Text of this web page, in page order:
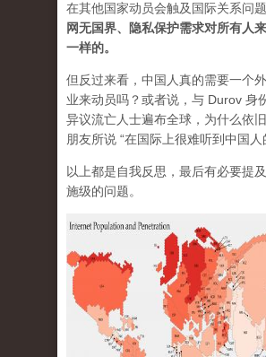
在其他国家动员会触及国际关系问题
网无国界、隐私保护需求对所有人
一样的。
但反过来看，中国人真的需要一个
业来动员吗？或者说，与 Durov 身
异议流亡人士遍布全球，为什么依
朋友所说 “在国际上很难听到中国人
以上都是自我反思，最后有必要提
施级的问题。